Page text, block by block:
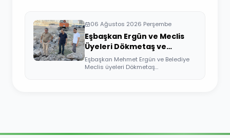
06 Ağustos 2026 Perşembe
Eşbaşkan Ergün ve Meclis
Üyeleri Dökmetaş ve
Üçkuyular Mahallelerini
Ziyaret Etti
Eşbaşkan Mehmet Ergün ve Belediye
Meclis üyeleri Dökmetaş